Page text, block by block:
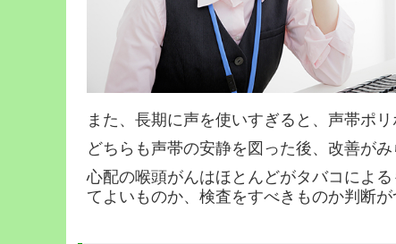
また、長期に声を使いすぎると、声帯ポ
どちらも声帯の安静を図った後、改善が
心配の喉頭がんはほとんどがタバコによ
てよいものか、検査をすべきものか判断が